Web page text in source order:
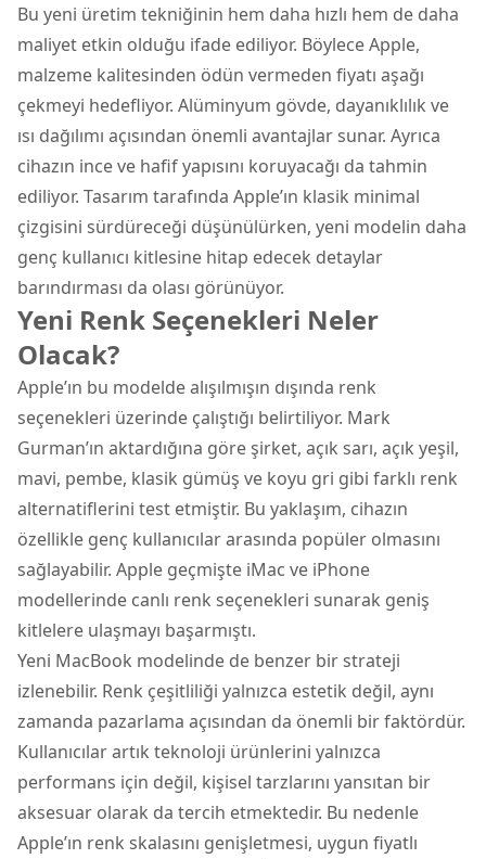
Bu yeni üretim tekniğinin hem daha hızlı hem de daha
maliyet etkin olduğu ifade ediliyor. Böylece Apple,
malzeme kalitesinden ödün vermeden fiyatı aşağı
çekmeyi hedefliyor. Alüminyum gövde, dayanıklılık ve
ısı dağılımı açısından önemli avantajlar sunar. Ayrıca
cihazın ince ve hafif yapısını koruyacağı da tahmin
ediliyor. Tasarım tarafında Apple’ın klasik minimal
çizgisini sürdüreceği düşünülürken, yeni modelin daha
genç kullanıcı kitlesine hitap edecek detaylar
barındırması da olası görünüyor.
Yeni Renk Seçenekleri Neler
Olacak?
Apple’ın bu modelde alışılmışın dışında renk
seçenekleri üzerinde çalıştığı belirtiliyor. Mark
Gurman’ın aktardığına göre şirket, açık sarı, açık yeşil,
mavi, pembe, klasik gümüş ve koyu gri gibi farklı renk
alternatiflerini test etmiştir. Bu yaklaşım, cihazın
özellikle genç kullanıcılar arasında popüler olmasını
sağlayabilir. Apple geçmişte iMac ve iPhone
modellerinde canlı renk seçenekleri sunarak geniş
kitlelere ulaşmayı başarmıştı.
Yeni MacBook modelinde de benzer bir strateji
izlenebilir. Renk çeşitliliği yalnızca estetik değil, aynı
zamanda pazarlama açısından da önemli bir faktördür.
Kullanıcılar artık teknoloji ürünlerini yalnızca
performans için değil, kişisel tarzlarını yansıtan bir
aksesuar olarak da tercih etmektedir. Bu nedenle
Apple’ın renk skalasını genişletmesi, uygun fiyatlı